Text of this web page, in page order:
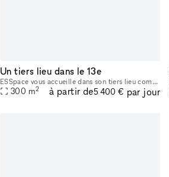
Un tiers lieu dans le 13e
ESSpace vous accueille dans son tiers lieu composé de deux étages et 4 espaces. Dans un style moderne et lumineux, venez organiser vos séminaires, réunions, soirées d'entreprises, afterwork ou bien
300 m2 à partir de5 400 € par jour